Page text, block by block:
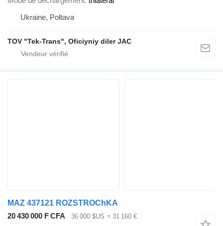
Ukraine, Poltava
TOV "Tek-Trans", Oficiyniy diler JAC
MAZ 437121 ROZSTROChKA
20 430 000 F CFA
36 000 $US ≈ 31 160 €